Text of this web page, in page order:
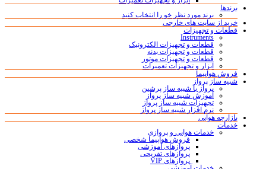
برندها
برند مورد نظر خو را انتخاب کنید
خرید از سایت های خارجی
قطعات و تجهیزات
Instruments
قطعات و تجهیزات الکترونیک
قطعات و تجهیزات بدنه
قطعات و تجهیزات موتور
ابزار و تجهیزات تعمیرات
فروش هواپیما
شبیه ساز پرواز
پرواز با شبیه ساز پرشین
آموزش شبیه ساز پرواز
تجهیزات شبیه ساز پرواز
نرم افزار شبیه ساز پرواز
بازارچه هوایی
خدمات
خدمات هوایی و پروازی
فروش هواپیما شخصی
پروازهای آموزشی
پروازهای تفریحی
پروازهای VIP